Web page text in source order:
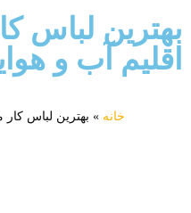
بهترین لباس
اقلیم آب و
خانه » بهترین لباس